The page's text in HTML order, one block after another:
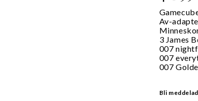
Av-
3 James
007
007
007
Bli